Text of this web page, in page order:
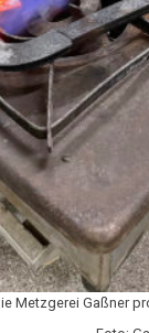
Metzgerei Gaßner